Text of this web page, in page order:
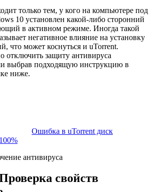
только тем, у кого на компьютере под
10 установлен какой-либо сторонний
в активном режиме. Иногда такой
негативное влияние на установку
что может коснуться и uTorrent.
отключить защиту антивируса
выбрав подходящую инструкцию в
ниже.
Ошибка в uTorrent диск
антивируса
свойств